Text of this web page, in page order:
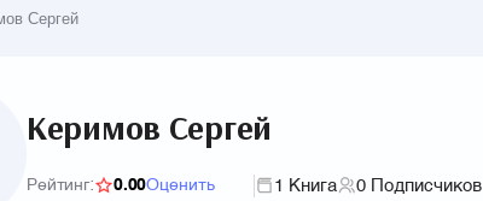
Сергей
Керимов Сергей
Рейтинг: 0.00Оценить 1 Книга 0 Подписчиков